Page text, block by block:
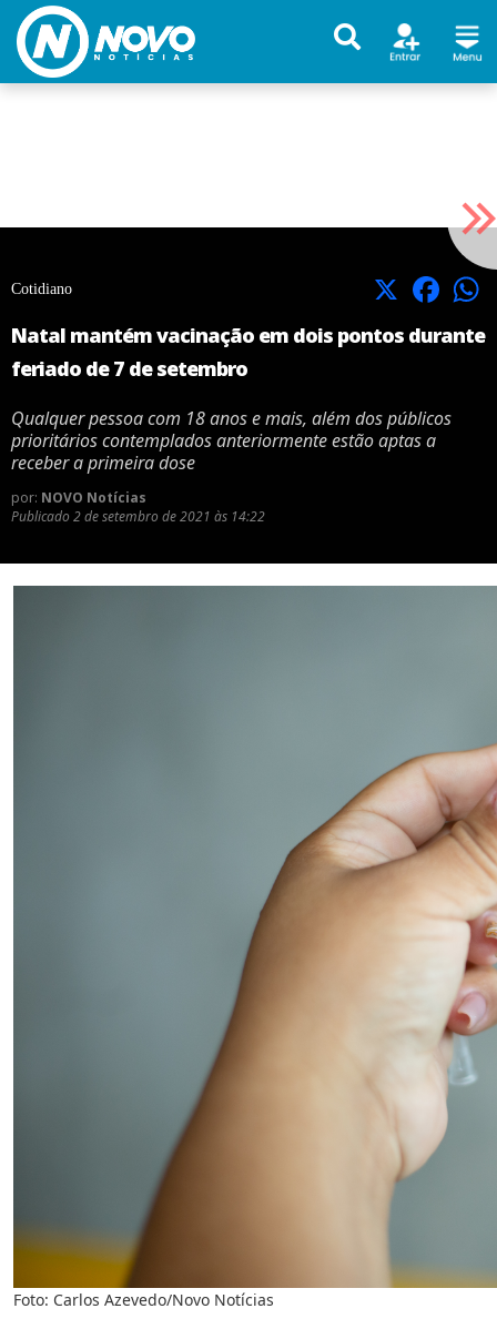
Cotidiano X Facebook
Natal mantém vacinação em dois pontos durante
feriado de 7 de setembro
Qualquer pessoa com 18 anos e mais, além dos públicos
prioritários contemplados anteriormente estão aptas a
receber a primeira dose
por: NOVO Notícias
Publicado 2 de setembro de 2021 às 14:22
Foto: Carlos Azevedo/Novo Notícias